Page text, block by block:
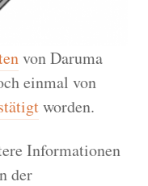
von Daruma
einmal von
worden.
Informationen
der